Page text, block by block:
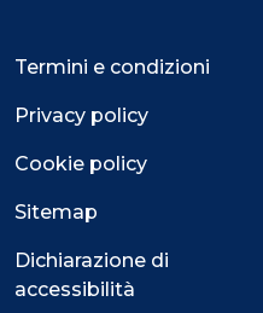
Termini e condizioni
Privacy policy
Cookie policy
Sitemap
Dichiarazione di
accessibilità